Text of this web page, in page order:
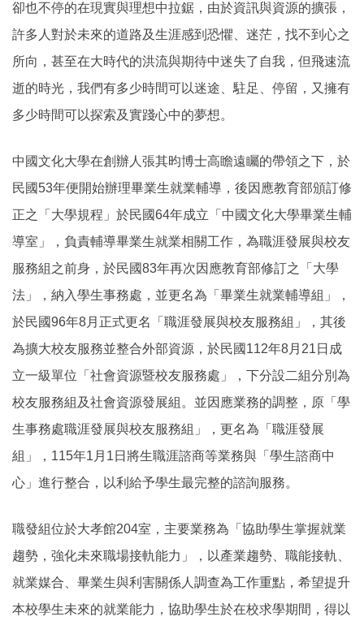
卻也不停的在現實與理想中拉鋸，由於資訊與資源的擴張，
許多人對於未來的道路及生涯感到恐懼、迷茫，找不到心之
所向，甚至在大時代的洪流與期待中迷失了自我，但飛速流
逝的時光，我們有多少時間可以迷途、駐足、停留，又擁有
多少時間可以探索及實踐心中的夢想。
中國文化大學在創辦人張其昀博士高瞻遠矚的帶領之下，於
民國53年便開始辦理畢業生就業輔導，後因應教育部頒訂修
正之「大學規程」於民國64年成立「中國文化大學畢業生輔
導室」，負責輔導畢業生就業相關工作，為職涯發展與校友
服務組之前身，於民國83年再次因應教育部修訂之「大學
法」，納入學生事務處，並更名為「畢業生就業輔導組」，
於民國96年8月正式更名「職涯發展與校友服務組」， 其後
為擴大校友服務並整合外部資源，於民國112年8月21日成
立一級單位「社會資源暨校友服務處」，下分設二組分別為
校友服務組及社會資源發展組。並因應業務的調整，原「學
生事務處職涯發展與校友服務組」，更名為「職涯發展
組」
， 115年1 月 1 日將生職涯諮商等業務與「學生諮商中
心」進行整合，以利給予學生最完整的諮詢服務。
職發組位於大孝館204室，主要業務為「 協助學生掌握就業
趨勢，強化未來職場接軌能力 」，以產業趨勢、職能接軌、
就業媒合、畢業生與利害關係人調查為工作重點， 希望提升
本校學生未來的就業能力，協助學生於在校求學期間， 得以